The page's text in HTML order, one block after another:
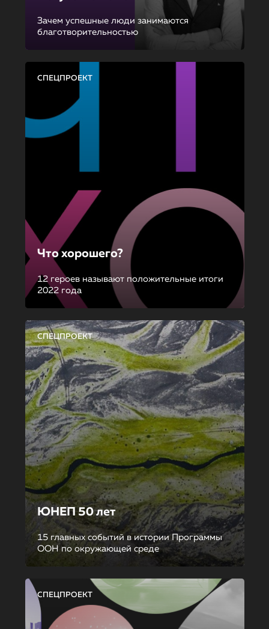
Зачем успешные люди занимаются
благотворительностью
СПЕЦПРОЕКТ
Что хорошего?
12 героев называют положительные итоги
2022 года
СПЕЦПРОЕКТ
ЮНЕП 50 лет
15 главных событий в истории Программы
ООН по окружающей среде
СПЕЦПРОЕКТ